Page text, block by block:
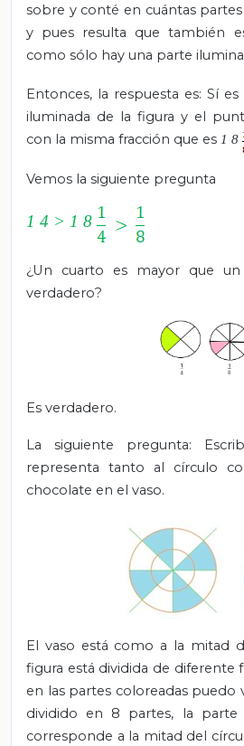
sobre y conté en cuántas
y pues resulta que también
como sólo hay una parte
Entonces, la respuesta es: Sí
iluminada de la figura y el
con la misma fracción que es 1 8
Vemos la siguiente pregunta
1 4 > 1 8
¿Un cuarto es mayor que
verdadero?
Es verdadero.
La siguiente pregunta:
representa tanto al círculo
chocolate en el vaso.
El vaso está como a la mitad
figura está dividida de diferente
en las partes coloreadas puedo
dividido en 8 partes, la parte
corresponde a la mitad del